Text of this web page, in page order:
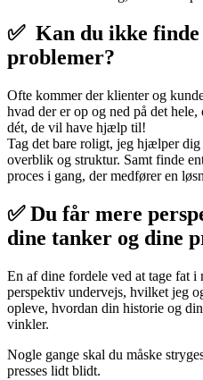
✅ Kan du ikke finde
problemer?
Ofte kommer der klienter og
hvad der er op og ned på det
dét, de vil have hjælp til!
Tag det bare roligt, jeg hjælper dig
overblik og struktur. Samt finde
proces i gang, der medfører en
✅ Du får mere
dine tanker og dine
En af dine fordele ved at tage fat i
perspektiv undervejs, hvilket jeg
opleve, hvordan din historie og
vinkler.
Nogle gange skal du måske
presses lidt blidt.